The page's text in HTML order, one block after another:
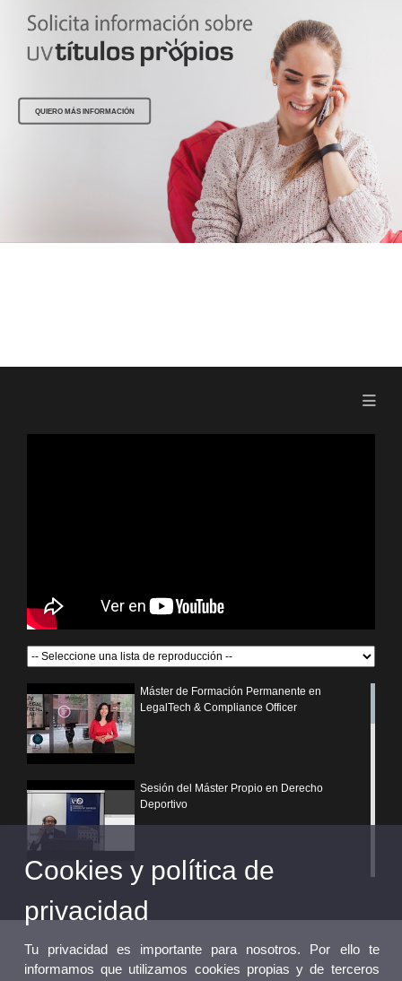
QUIERO MÁS INFORMACIÓN
Máster de Formación Permanente en
LegalTech & Compliance Officer
Sesión del Máster Propio en Derecho
Deportivo
¿Por qué elegir un postgrado propio de la
Universitat de València?
Cookies y política de
privacidad
Tu privacidad es importante para nosotros. Por ello te
informamos que utilizamos cookies propias y de terceros